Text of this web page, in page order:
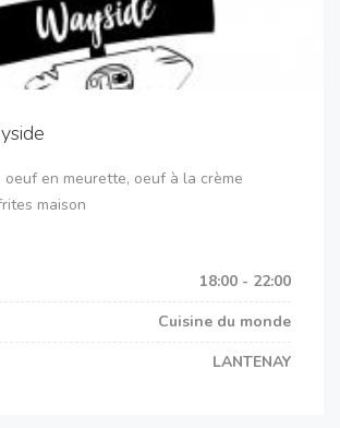
oeuf en meurette, oeuf à la crème
maison
18:00 - 22:00
Cuisine du monde
LANTENAY